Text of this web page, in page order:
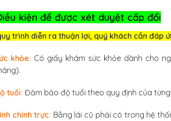
kiện để được xét duyệt cấp đổi
trình diễn ra thuận lợi, quý khách cần đáp
khỏe: Có giấy khám sức khỏe dành cho
tuổi: Đảm bảo độ tuổi theo quy định của
chính trực: Bằng lái cũ phải có trong hệ